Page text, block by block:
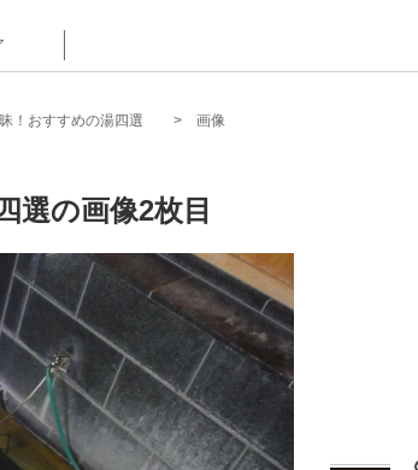
！おすすめの湯四選 画像
選の画像2枚目